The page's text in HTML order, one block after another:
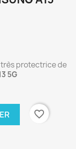
très protectrice de
5G
favorite_border